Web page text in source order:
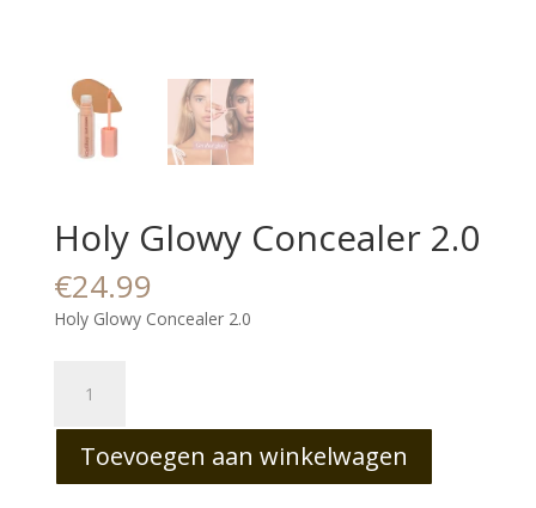
Holy Glowy Concealer 2.0
€24.99
Holy Glowy Concealer 2.0
Glowy
Concealer
aantal
Toevoegen aan winkelwagen